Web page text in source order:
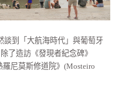
談到「大航海時代」與葡萄牙
了造訪《發現者紀念碑》
羅尼莫斯修道院》(Mosteiro